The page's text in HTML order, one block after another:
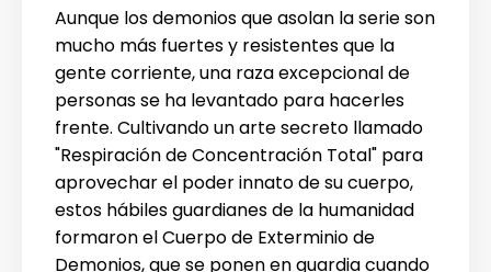
Aunque los demonios que asolan la serie son
mucho más fuertes y resistentes que la
gente corriente, una raza excepcional de
personas se ha levantado para hacerles
frente. Cultivando un arte secreto llamado
"Respiración de Concentración Total" para
aprovechar el poder innato de su cuerpo,
estos hábiles guardianes de la humanidad
formaron el Cuerpo de Exterminio de
Demonios, que se ponen en guardia cuando